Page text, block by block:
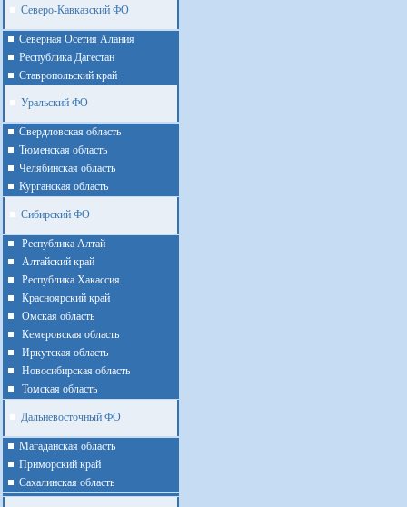
Северо-Кавказский ФО
Северная Осетия Алания
Республика Дагестан
Ставропольский край
Уральский ФО
Cвердловская область
Тюменская область
Челябинская область
Курганская область
Сибирский ФО
Республика Алтай
Алтайcкий край
Республика Хакассия
Красноярский край
Омская область
Кемеровская область
Иркутская область
Новосибирская область
Томская область
Дальневосточный ФО
Магаданская область
Приморский край
Cахалинская область